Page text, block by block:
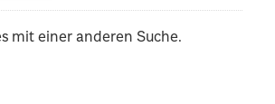
mit einer anderen Suche.